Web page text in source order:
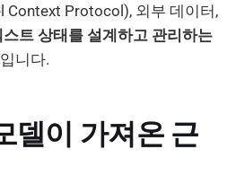
Context Protocol), 외부 데이터,
스트 상태를 설계하고 관리하는
니다.
델이 가져온 근